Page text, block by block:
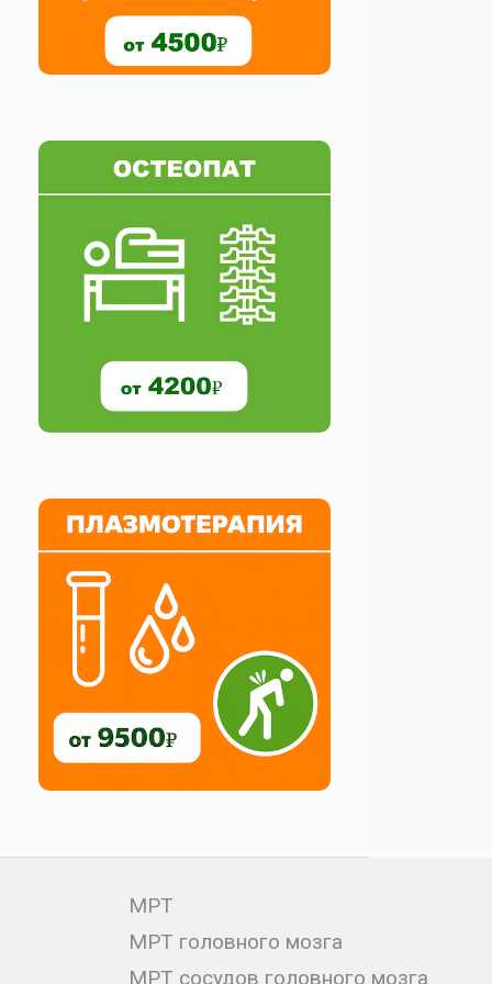
МРТ
МРТ головного мозга
МРТ сосудов головного мозга